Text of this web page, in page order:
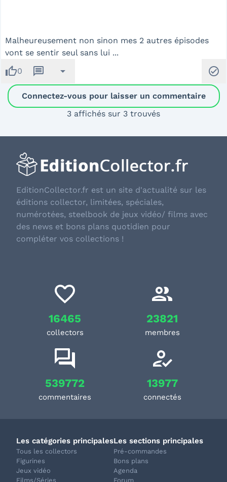
Malheureusement non sinon mes 2 autres épisodes
vont se sentir seul sans lui ...
thumb_up0 message arrow_drop_down check_circle
Connectez-vous pour laisser un commentaire
3 affichés sur 3 trouvés
EditionCollector.fr est un site d'actualité sur les
éditions collector, limitées, spéciales,
numérotées, steelbook de jeux vidéo/ films avec
des news et bons plans quotidien pour
compléter vos collections !
16465
collectors
23821
membres
539772
commentaires
13977
connectés
Les catégories principales
Tous les collectors
Figurines
Jeux vidéo
Films/Séries
Les sections principales
Pré-commandes
Bons plans
Agenda
Forum